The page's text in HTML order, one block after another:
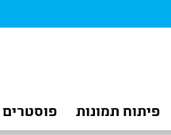
פיתוח תמונות פוסטרים